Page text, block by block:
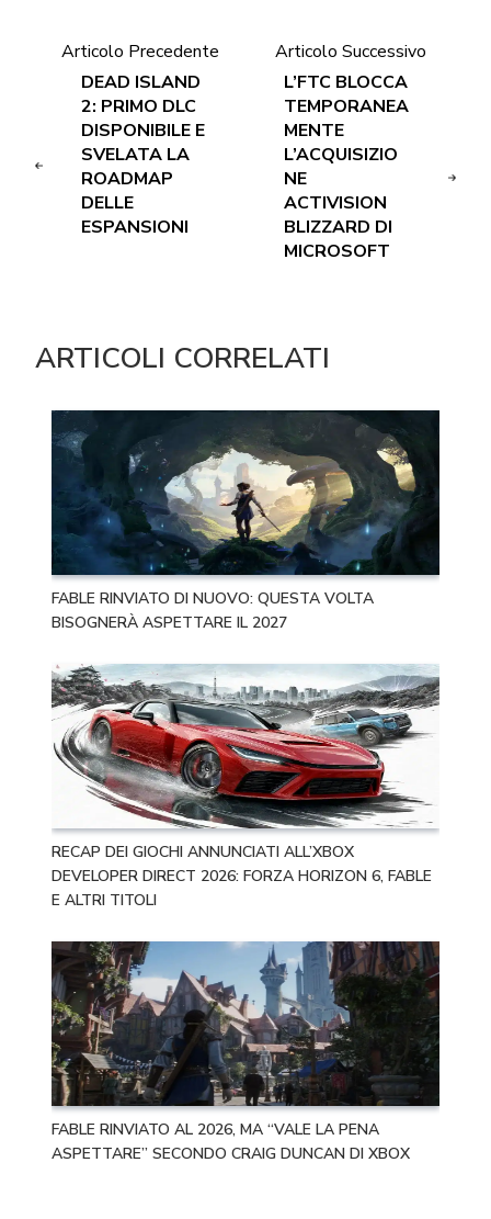
Articolo Precedente
DEAD ISLAND
2: PRIMO DLC
DISPONIBILE E
SVELATA LA
ROADMAP
DELLE
ESPANSIONI
Articolo Successivo
L’FTC BLOCCA
TEMPORANEA
MENTE
L’ACQUISIZIO
NE
ACTIVISION
BLIZZARD DI
MICROSOFT
ARTICOLI CORRELATI
FABLE RINVIATO DI NUOVO: QUESTA VOLTA
BISOGNERÀ ASPETTARE IL 2027
RECAP DEI GIOCHI ANNUNCIATI ALL’XBOX
DEVELOPER DIRECT 2026: FORZA HORIZON 6, FABLE
E ALTRI TITOLI
FABLE RINVIATO AL 2026, MA “VALE LA PENA
ASPETTARE” SECONDO CRAIG DUNCAN DI XBOX